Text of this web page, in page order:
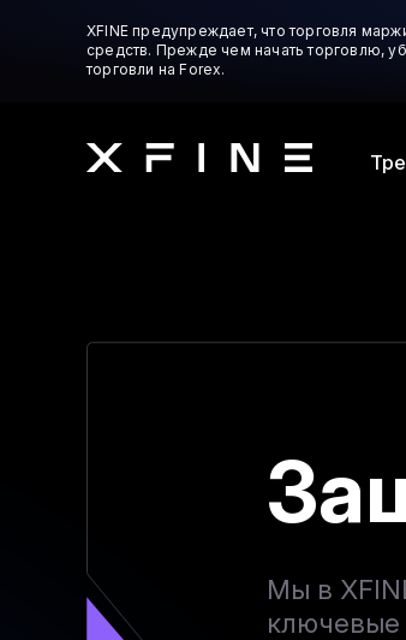
XFINE предупреждает, что торговля
средств. Прежде чем начать торговлю,
торговли на Forex.
Мы в
ключевые